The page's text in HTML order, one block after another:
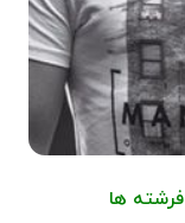
فرشته ها